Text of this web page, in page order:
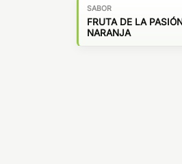
SABOR
FRUTA DE LA
NARANJA